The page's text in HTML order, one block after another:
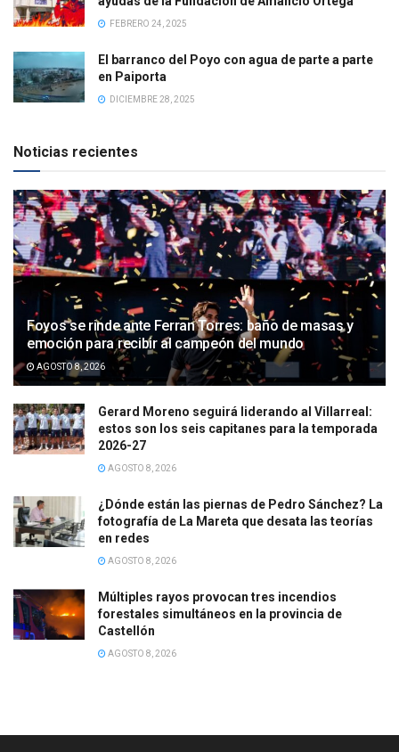
FEBRERO 24, 2025
El barranco del Poyo con agua de parte a parte
en Paiporta
DICIEMBRE 28, 2025
Noticias recientes
Foyos se rinde ante Ferran Torres: baño de masas y
emoción para recibir al campeón del mundo
AGOSTO 8, 2026
Gerard Moreno seguirá liderando al Villarreal:
estos son los seis capitanes para la temporada
2026-27
AGOSTO 8, 2026
¿Dónde están las piernas de Pedro Sánchez? La
fotografía de La Mareta que desata las teorías
en redes
AGOSTO 8, 2026
Múltiples rayos provocan tres incendios
forestales simultáneos en la provincia de
Castellón
AGOSTO 8, 2026